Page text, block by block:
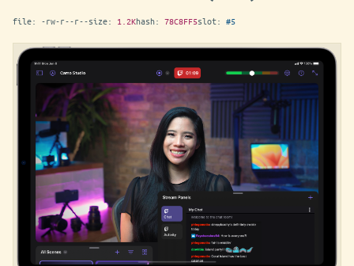
file: -rw-r--r--size: 1.2Khash: 78C8FF5slot: #5